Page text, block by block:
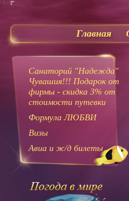
Главная
Санаторий "Надежда"
Чувашия!!! Подарок от
фирмы - скидка 3% от
стоимости путевки
Формула ЛЮБВИ
Визы
Авиа и ж/д билеты